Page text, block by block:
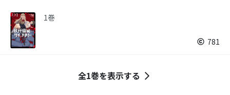
1巻
781
全1巻を表示する